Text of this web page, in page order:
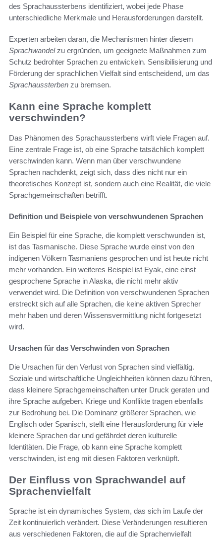
des Sprachaussterbens identifiziert, wobei jede Phase
unterschiedliche Merkmale und Herausforderungen darstellt.
Experten arbeiten daran, die Mechanismen hinter diesem
Sprachwandelzu ergründen, um geeignete Maßnahmen zum
Schutz bedrohter Sprachen zu entwickeln. Sensibilisierung und
Förderung der sprachlichen Vielfalt sind entscheidend, um das
Sprachaussterben zu bremsen.
Kann eine Sprache komplett
verschwinden?
Das Phänomen des Sprachaussterbens wirft viele Fragen auf.
Eine zentrale Frage ist, ob eine Sprache tatsächlich komplett
verschwinden kann. Wenn man über verschwundene
Sprachen nachdenkt, zeigt sich, dass dies nicht nur ein
theoretisches Konzept ist, sondern auch eine Realität, die viele
Sprachgemeinschaften betrifft.
Definition und Beispiele von verschwundenen Sprachen
Ein Beispiel für eine Sprache, die komplett verschwunden ist,
ist das Tasmanische. Diese Sprache wurde einst von den
indigenen Völkern Tasmaniens gesprochen und ist heute nicht
mehr vorhanden. Ein weiteres Beispiel ist Eyak, eine einst
gesprochene Sprache in Alaska, die nicht mehr aktiv
verwendet wird. Die Definition von verschwundenen Sprachen
erstreckt sich auf alle Sprachen, die keine aktiven Sprecher
mehr haben und deren Wissensvermittlung nicht fortgesetzt
wird.
Ursachen für das Verschwinden von Sprachen
Die Ursachen für den Verlust von Sprachen sind vielfältig.
Soziale und wirtschaftliche Ungleichheiten können dazu führen,
dass kleinere Sprachgemeinschaften unter Druck geraten und
ihre Sprache aufgeben. Kriege und Konflikte tragen ebenfalls
zur Bedrohung bei. Die Dominanz größerer Sprachen, wie
Englisch oder Spanisch, stellt eine Herausforderung für viele
kleinere Sprachen dar und gefährdet deren kulturelle
Identitäten. Die Frage, ob kann eine Sprache komplett
verschwinden, ist eng mit diesen Faktoren verknüpft.
Der Einfluss von Sprachwandel auf
Sprachenvielfalt
Sprache ist ein dynamisches System, das sich im Laufe der
Zeit kontinuierlich verändert. Diese Veränderungen resultieren
aus verschiedenen Faktoren, die auf die Sprachenvielfalt